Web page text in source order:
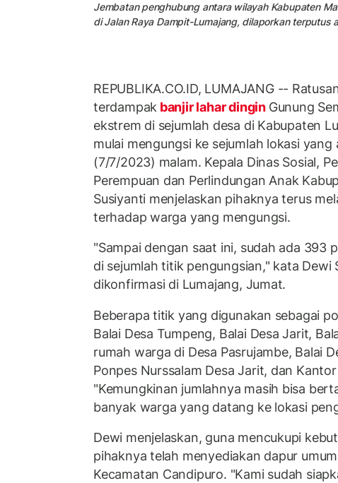
Jembatan penghubung antara wilayah Kabupaten
di Jalan Raya Dampit-Lumajang, dilaporkan
REPUBLIKA.CO.ID, LUMAJANG --
terdampak banjir lahar dingin Gunung
ekstrem di sejumlah desa di Kabupaten
mulai mengungsi ke sejumlah lokasi
(7/7/2023) malam. Kepala Dinas Sosial,
Perempuan dan Perlindungan Anak
Susiyanti menjelaskan pihaknya terus
terhadap warga yang mengungsi.
"Sampai dengan saat ini, sudah ada 393
di sejumlah titik pengungsian," kata Dewi
dikonfirmasi di Lumajang, Jumat.
Beberapa titik yang digunakan sebagai
Balai Desa Tumpeng, Balai Desa Jarit,
rumah warga di Desa Pasrujambe, Balai
Ponpes Nurssalam Desa Jarit, dan
"Kemungkinan jumlahnya masih bisa
banyak warga yang datang ke lokasi
Dewi menjelaskan, guna mencukupi
pihaknya telah menyediakan dapur
Kecamatan Candipuro. "Kami sudah